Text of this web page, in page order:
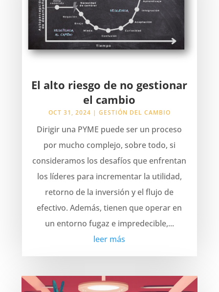
El alto riesgo de no gestionar
el cambio
OCT 31, 2024 | GESTIÓN DEL CAMBIO
Dirigir una PYME puede ser un proceso
por mucho complejo, sobre todo, si
consideramos los desafíos que enfrentan
los líderes para incrementar la utilidad,
retorno de la inversión y el flujo de
efectivo. Además, tienen que operar en
un entorno fugaz e impredecible,...
leer más